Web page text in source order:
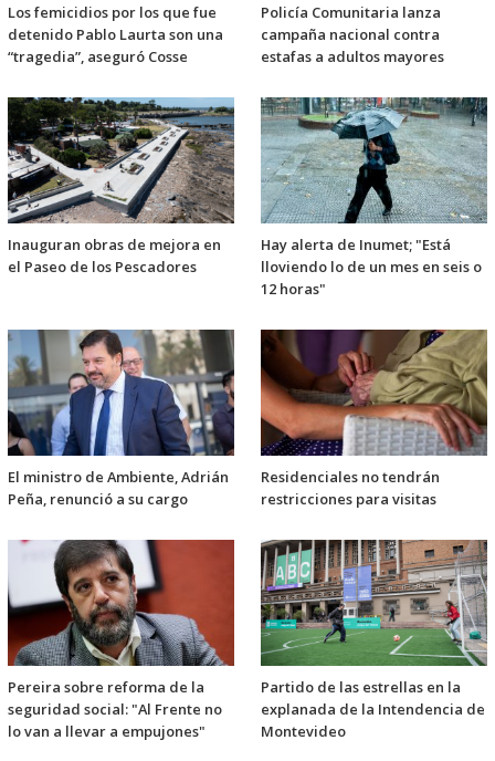
Los femicidios por los que fue
detenido Pablo Laurta son una
“tragedia”, aseguró Cosse
Policía Comunitaria lanza
campaña nacional contra
estafas a adultos mayores
Inauguran obras de mejora en
el Paseo de los Pescadores
Hay alerta de Inumet; "Está
lloviendo lo de un mes en seis o
12 horas"
El ministro de Ambiente, Adrián
Peña, renunció a su cargo
Residenciales no tendrán
restricciones para visitas
Pereira sobre reforma de la
seguridad social: "Al Frente no
lo van a llevar a empujones"
Partido de las estrellas en la
explanada de la Intendencia de
Montevideo